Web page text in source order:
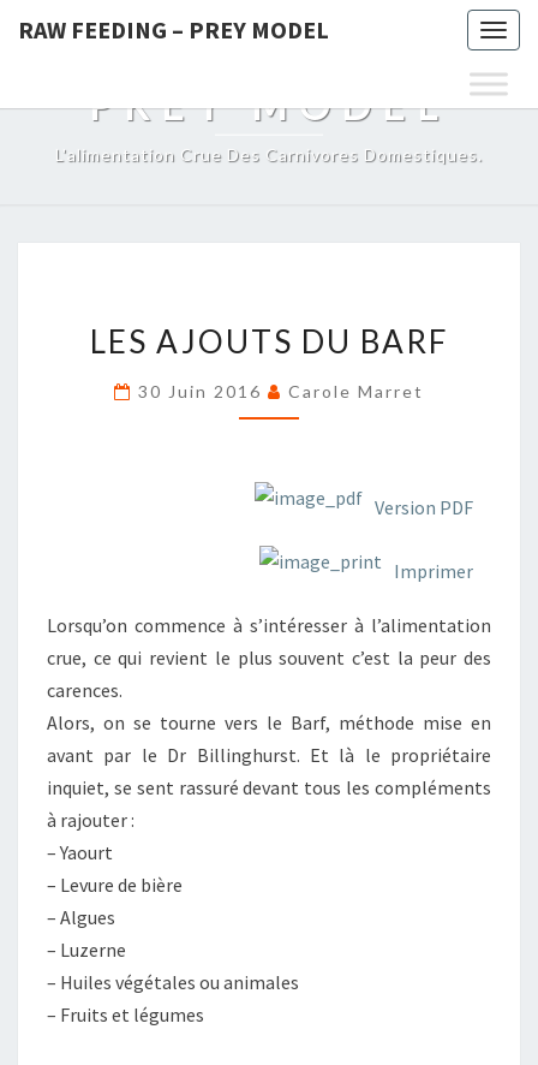
RAW FEEDING – PREY MODEL
RAW FEEDING –
PREY MODEL
L'alimentation Crue Des Carnivores Domestiques.
AJOUTS
DU
BARF
LES AJOUTS DU BARF
30 Juin 2016 Carole Marret
Version PDF
Imprimer
Lorsqu’on commence à s’intéresser à l’alimentation
crue, ce qui revient le plus souvent c’est la peur des
carences.
Alors, on se tourne vers le Barf, méthode mise en
avant par le Dr Billinghurst. Et là le propriétaire
inquiet, se sent rassuré devant tous les compléments
à rajouter :
– Yaourt
– Levure de bière
– Algues
– Luzerne
– Huiles végétales ou animales
– Fruits et légumes